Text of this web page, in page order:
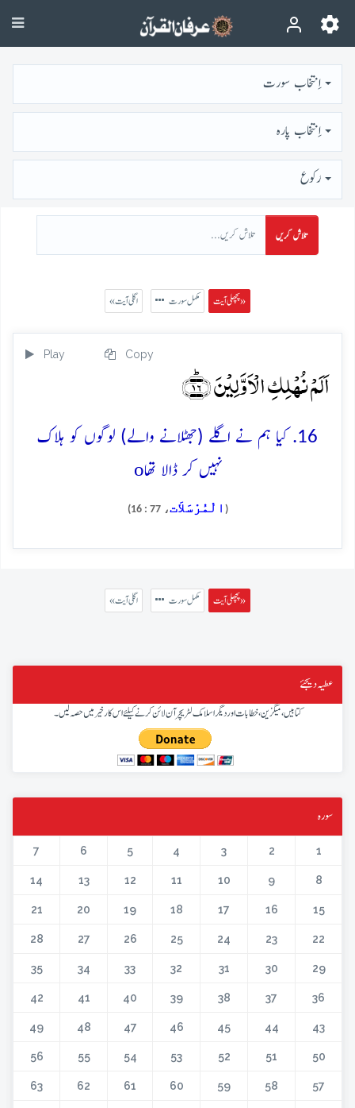
اِنتخاب سورت
اِنتخاب پارہ
رُكوع
تلاش کریں
پچھلی آیت » مکمل سورت « اگلی آیت
Play Copy
اَلَمۡ نُہۡلِکِ الۡاَوَّلِیۡنَ ﴿ؕ۱۶﴾
16. کیا ہم نے اگلے (جھٹلانے والے) لوگوں کو ہلاک
نہیں کر ڈالا تھاo
( الْمُرْسَلاَت، 77 : 16)
پچھلی آیت » مکمل سورت « اگلی آیت
عطیہ دیجئے
کتابیں، میگزین، خطابات اور دیگر اسلامک لٹریچر آن لائن کرنے کیلئے اس کار خیر میں حصہ لیں۔
سورہ
1
2
3
4
5
6
7
8
9
10
11
12
13
14
15
16
17
18
19
20
21
22
23
24
25
26
27
28
29
30
31
32
33
34
35
36
37
38
39
40
41
42
43
44
45
46
47
48
49
50
51
52
53
54
55
56
57
58
59
60
61
62
63